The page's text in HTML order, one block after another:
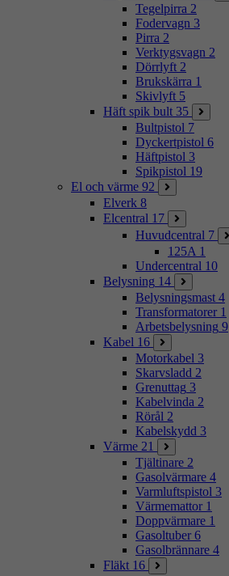
Tegelpirra 2
Fodervagn 3
Pirra 2
Verktygsvagn 2
Dörrlyft 2
Brukskärra 1
Skivlyft 5
Häft spik bult 35
Bultpistol 7
Dyckertpistol 6
Häftpistol 3
Spikpistol 19
El och värme 92
Elverk 8
Elcentral 17
Huvudcentral 7
125A 1
Undercentral 10
Belysning 14
Belysningsmast 4
Transformatorer 1
Arbetsbelysning 9
Kabel 16
Motorkabel 3
Skarvsladd 2
Grenuttag 3
Kabelvinda 2
Rörål 2
Kabelskydd 3
Värme 21
Tjältinare 2
Gasolvärmare 4
Varmluftspistol 3
Värmemattor 1
Doppvärmare 1
Gasoltuber 6
Gasolbrännare 4
Fläkt 16